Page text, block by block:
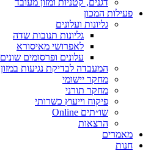
דגנים, קטניות ומזון מעובד
פעילות המכון
גליונות ועלונים
גליונות תנובות שדה
לאפרושי מאיסורא
עלונים ופרסומים שונים
המעבדה לבדיקת נגיעות במזון
מחקר יישומי
מחקר תורני
פיקוח וייעוץ כשרותי
שו״תים Online
הרצאות
מאמרים
חנות